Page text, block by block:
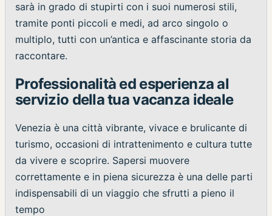
sarà in grado di stupirti con i suoi numerosi stili,
tramite ponti piccoli e medi, ad arco singolo o
multiplo, tutti con un’antica e affascinante storia da
raccontare.
Professionalità ed esperienza al
servizio della tua vacanza ideale
Venezia è una città vibrante, vivace e brulicante di
turismo, occasioni di intrattenimento e cultura tutte
da vivere e scoprire. Sapersi muovere
correttamente e in piena sicurezza è una delle parti
indispensabili di un viaggio che sfrutti a pieno il
tempo